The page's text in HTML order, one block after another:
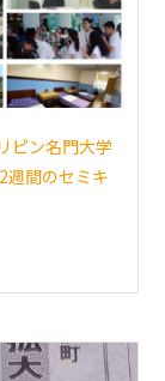
ン名門大学
週間のセミキ